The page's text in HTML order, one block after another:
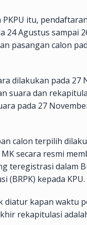
PKPU itu,
24 Agustus sampai
pasangan calon
dilakukan pada 27
suara dan
pada 27
calon terpilih
secara resmi
teregistrasi dalam
(BRPK) kepada KPU.
diatur kapan waktu
rekapitulasi